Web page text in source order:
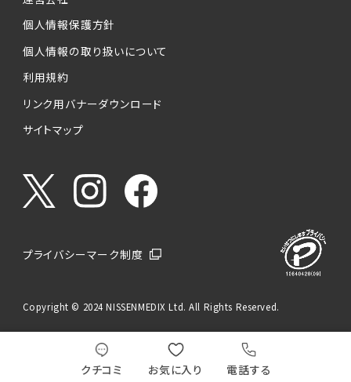
クチコミ お気に入り 電話する
個人情報保護方針
個人情報の取り扱いについて
利用規約
リンク用バナーダウンロード
サイトマップ
プライバシーマーク制度
Copyright © 2024 NISSENMEDIX Ltd. All Rights Reserved.